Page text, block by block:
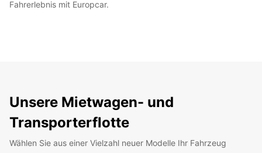
Fahrerlebnis mit Europcar.
Unsere Mietwagen- und
Transporterflotte
Wählen Sie aus einer Vielzahl neuer Modelle Ihr Fahrzeug